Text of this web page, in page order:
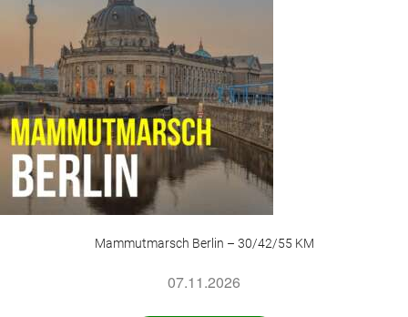
Mammutmarsch Berlin – 30/42/55 KM
07.11.2026